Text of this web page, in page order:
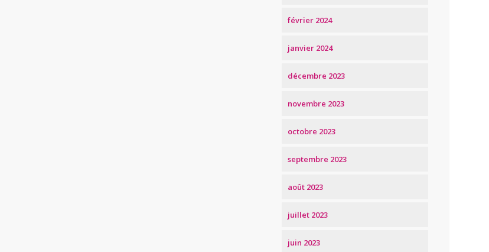
février 2024
janvier 2024
décembre 2023
novembre 2023
octobre 2023
septembre 2023
août 2023
juillet 2023
juin 2023